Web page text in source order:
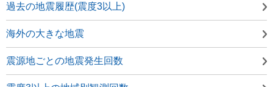
過去の地震履歴(震度3以上)
海外の大きな地震
震源地ごとの地震発生回数